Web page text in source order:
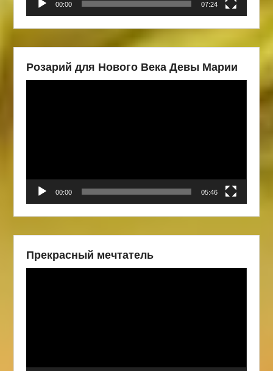
00:00 07:24
Розарий для Нового Века Девы Марии
00:00 05:46
Прекрасный мечтатель